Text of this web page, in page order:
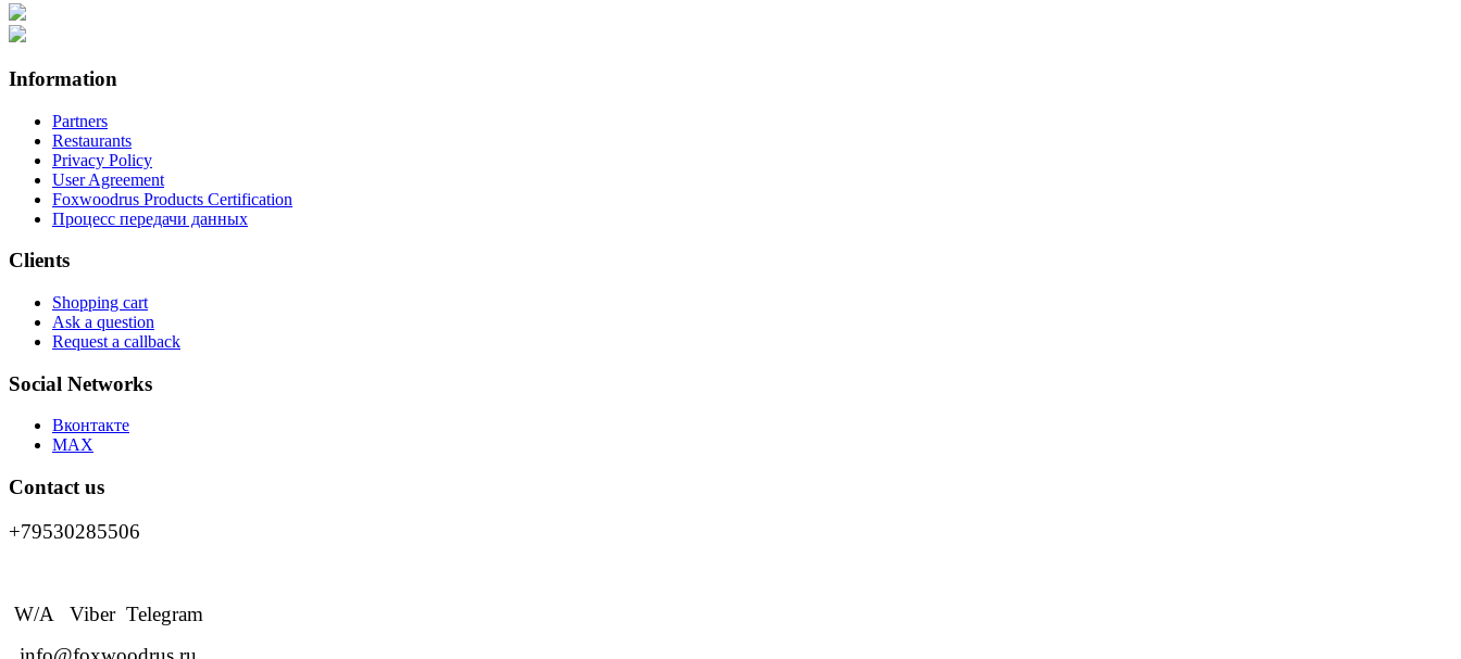
Information
Partners
Restaurants
Privacy Policy
User Agreement
Foxwoodrus Products Certification
Процесс передачи данных
Clients
Shopping cart
Ask a question
Request a callback
Social Networks
Вконтакте
MAX
Contact us
+79530285506
W/A Viber Telegram